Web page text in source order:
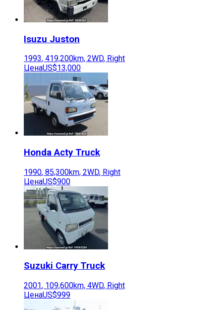
Isuzu Juston
1993, 419,200km, 2WD, Right
ЦенаUS$13,000
Honda Acty Truck
1990, 85,300km, 2WD, Right
ЦенаUS$900
Suzuki Carry Truck
2001, 109,600km, 4WD, Right
ЦенаUS$999